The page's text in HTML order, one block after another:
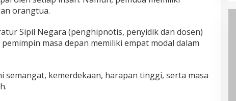
orangtua.
Sipil Negara (penghipnotis, penyidik dan dosen)
masa depan memiliki empat modal dalam
semangat, kemerdekaan, harapan tinggi, serta masa